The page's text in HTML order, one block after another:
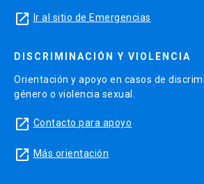
launch Ir al sitio de Emergencias
DISCRIMINACIÓN Y VIOLENCIA
Orientación y apoyo en casos de
género o violencia sexual.
launch Contacto para apoyo
launch Más orientación